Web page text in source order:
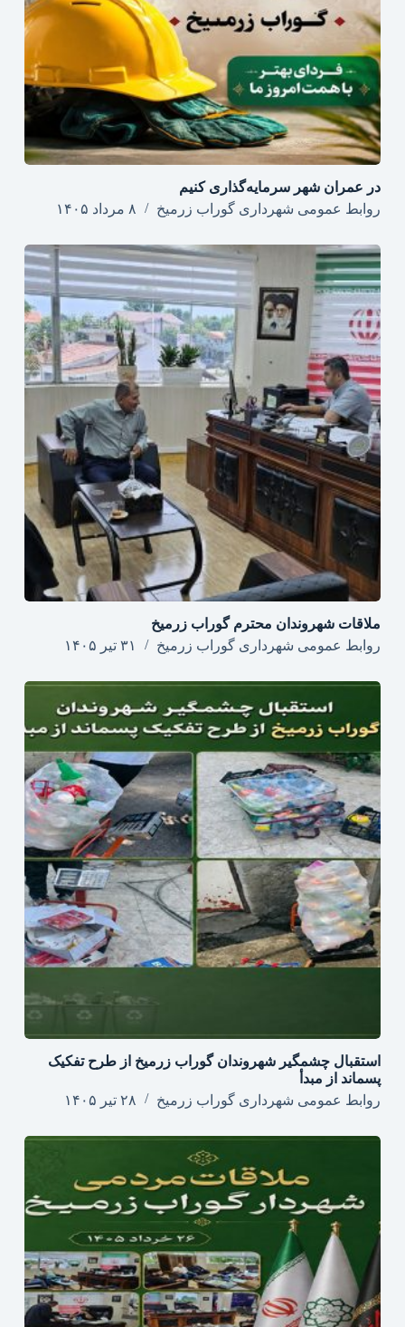
در عمران شهر سرمایه‌گذاری کنیم
روابط عمومی شهرداری گوراب زرمیخ
۸ مرداد ۱۴۰۵
ملاقات شهروندان محترم گوراب زرمیخ
روابط عمومی شهرداری گوراب زرمیخ
۳۱ تیر ۱۴۰۵
استقبال چشمگیر شهروندان گوراب زرمیخ از طرح تفکیک
پسماند از مبدأ
روابط عمومی شهرداری گوراب زرمیخ
۲۸ تیر ۱۴۰۵